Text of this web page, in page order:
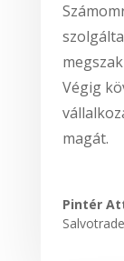
Végig
magát.
Pintér